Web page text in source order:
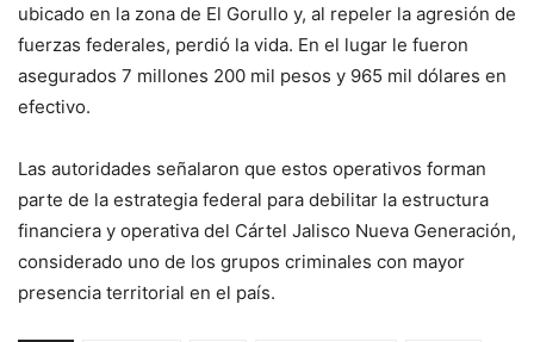
ubicado en la zona de El Gorullo y, al repeler la agresión de
fuerzas federales, perdió la vida. En el lugar le fueron
asegurados 7 millones 200 mil pesos y 965 mil dólares en
efectivo.
Las autoridades señalaron que estos operativos forman
parte de la estrategia federal para debilitar la estructura
financiera y operativa del Cártel Jalisco Nueva Generación,
considerado uno de los grupos criminales con mayor
presencia territorial en el país.